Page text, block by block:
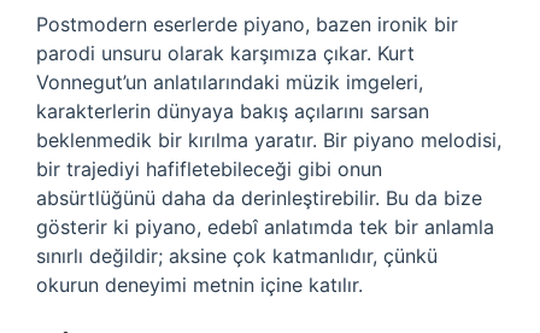
Postmodern eserlerde piyano, bazen ironik bir
parodi unsuru olarak karşımıza çıkar. Kurt
Vonnegut’un anlatılarındaki müzik imgeleri,
karakterlerin dünyaya bakış açılarını sarsan
beklenmedik bir kırılma yaratır. Bir piyano melodisi,
bir trajediyi hafifletebileceği gibi onun
absürtlüğünü daha da derinleştirebilir. Bu da bize
gösterir ki piyano, edebî anlatımda tek bir anlamla
sınırlı değildir; aksine çok katmanlıdır, çünkü
okurun deneyimi metnin içine katılır.